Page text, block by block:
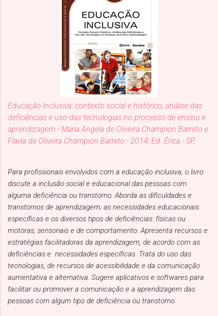
Educação Inclusiva: contexto social e histórico, análise das
deficiências e uso das tecnologias no processo de ensino e
aprendizagem - Maria Angela de Oliveira Champion Barreto e
Flavia de Oliveira Champion Barreto - 2014; Ed. Érica - SP.
Para profissionais envolvidos com a educação inclusiva, o livro
discute a inclusão social e educacional das pessoas com
alguma deficiência ou transtorno. Aborda as dificuldades e
transtornos de aprendizagem; as necessidades educacionais
específicas e os diversos tipos de deficiências: físicas ou
motoras, sensoriais e de comportamento. Apresenta recursos e
estratégias facilitadoras da aprendizagem, de acordo com as
deficiências e necessidades específicas. Trata do uso das
tecnologias, de recursos de acessibilidade e da comunicação
aumentativa e alternativa. Sugere aplicativos e softwares para
facilitar ou promover a comunicação e a aprendizagem das
pessoas com algum tipo de deficiência ou transtorno.